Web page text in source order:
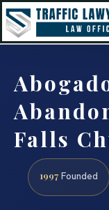
Falls
1997 Founded